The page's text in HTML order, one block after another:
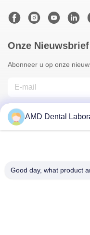
Onze Nieuwsbrief
Abonneer u op onze
Contacteer Ons
AMD Dental
Good day, what product